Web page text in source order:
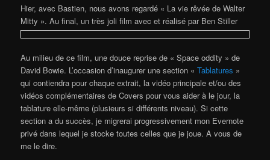
Hier, avec Bastien, nous avons regardé « La vie rêvée de Walter
Mitty ». Au final, un très joli film avec et réalisé par Ben Stiller
Au milieu de ce film, une douce reprise de « Space oddity » de
David Bowie. L’occasion d’inaugurer une section «Tablatures »
qui contiendra pour chaque extrait, la vidéo principale et/ou des
vidéos complémentaires de Covers pour vous aider à le jour, la
tablature elle-même (plusieurs si différents niveau). Si cette
section a du succès, je migrerai progressivement mon Evernote
privé dans lequel je stocke toutes celles que je joue. A vous de
me le dire.